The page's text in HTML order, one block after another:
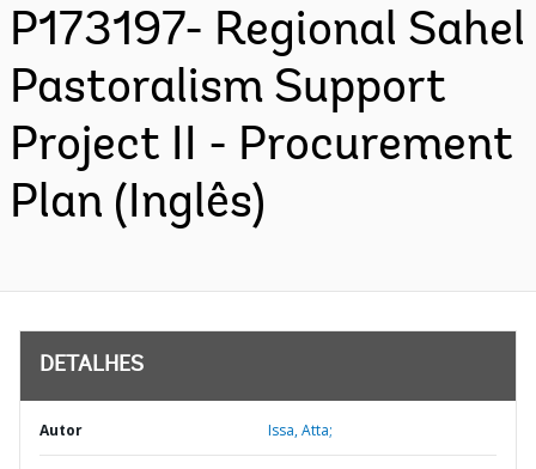
P173197- Regional Sahel
Pastoralism Support
Project II - Procurement
Plan (Inglês)
DETALHES
Autor Issa, Atta;